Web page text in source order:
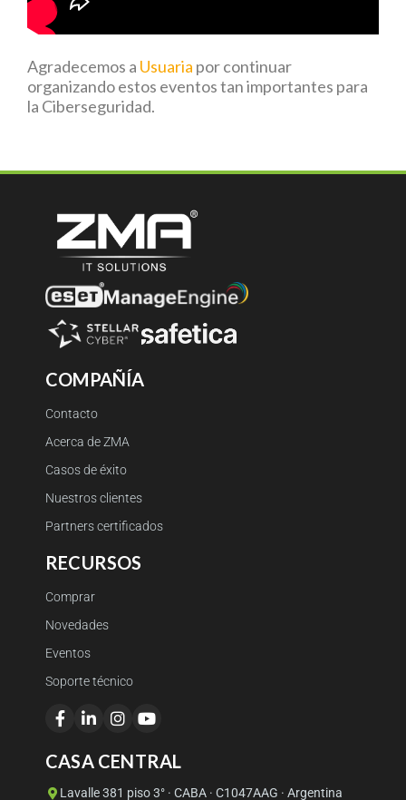
Agradecemos a Usuaria por continuar
organizando estos eventos tan importantes para
la Ciberseguridad.
COMPAÑÍA
Contacto
Acerca de ZMA
Casos de éxito
Nuestros clientes
Partners certificados
RECURSOS
Comprar
Novedades
Eventos
Soporte técnico
CASA CENTRAL
Lavalle 381 piso 3° · CABA · C1047AAG · Argentina